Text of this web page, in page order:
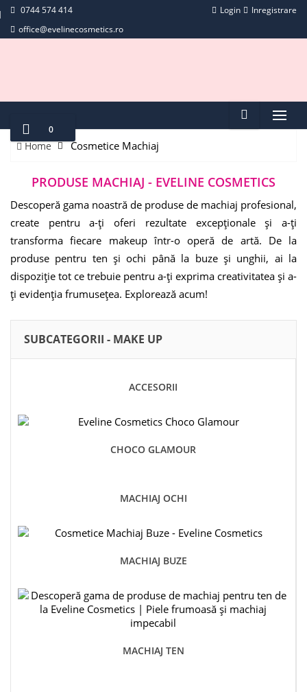
0744 574 414
office@evelinecosmetics.ro
Login Inregistrare
0
Home Cosmetice Machiaj
PRODUSE MACHIAJ - EVELINE COSMETICS
Descoperă gama noastră de produse de machiaj profesional,
create pentru a-ți oferi rezultate excepționale și a-ți
transforma fiecare makeup într-o operă de artă. De la
produse pentru ten și ochi până la buze și unghii, ai la
dispoziție tot ce trebuie pentru a-ți exprima creativitatea și a-
ți evidenția frumusețea. Explorează acum!
SUBCATEGORII - MAKE UP
ACCESORII
CHOCO GLAMOUR
MACHIAJ OCHI
MACHIAJ BUZE
MACHIAJ TEN